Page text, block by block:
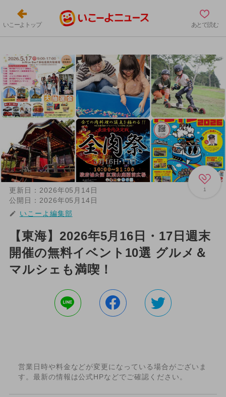
いこーよトップ あとで読む
1
更新日： 2026年05月14日
公開日： 2026年05月14日
いこーよ編集部
【東海】2026年5月16日・17日週末
開催の無料イベント10選 グルメ＆
マルシェも満喫！
営業日時や料金などが変更になっている場合がございま
す。最新の情報は公式HPなどでご確認ください。